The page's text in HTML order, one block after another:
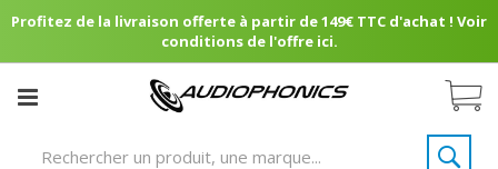
Profitez de la livraison offerte à partir de 149€ TTC d'achat ! Voir
conditions de l'offre ici.